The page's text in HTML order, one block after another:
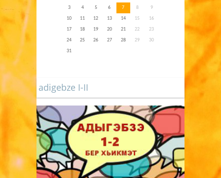
3
4 5 6 7 8
9
10
11 12 13 14 15
16
17
18 19 20 21 22
23
24
25 26 27 28 29
30
31
adigebze I-II